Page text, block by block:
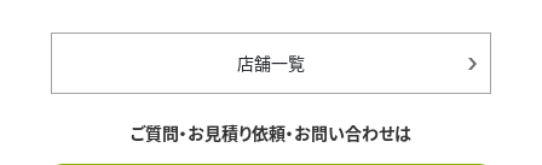
店舗一覧
ご質問・お見積り依頼・お問い合わせは